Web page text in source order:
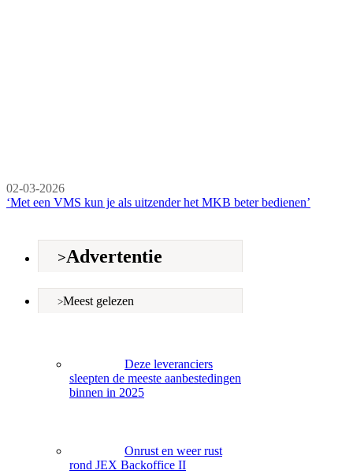
02-03-2026
‘Met een VMS kun je als uitzender het MKB beter bedienen’
Advertentie
Meest gelezen
Deze leveranciers
sleepten de meeste aanbestedingen
binnen in 2025
Onrust en weer rust
rond JEX Backoffice II